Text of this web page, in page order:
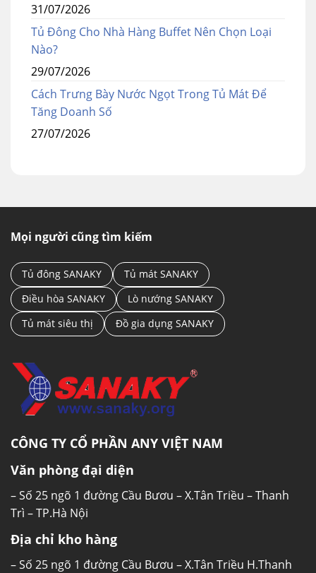
31/07/2026
Tủ Đông Cho Nhà Hàng Buffet Nên Chọn Loại
Nào?
29/07/2026
Cách Trưng Bày Nước Ngọt Trong Tủ Mát Để
Tăng Doanh Số
27/07/2026
Mọi người cũng tìm kiếm
Tủ đông SANAKY
Tủ mát SANAKY
Điều hòa SANAKY
Lò nướng SANAKY
Tủ mát siêu thị
Đồ gia dụng SANAKY
CÔNG TY CỔ PHẦN ANY VIỆT NAM
Văn phòng đại diện
– Số 25 ngõ 1 đường Cầu Bươu – X.Tân Triều – Thanh
Trì – TP.Hà Nội
Địa chỉ kho hàng
– Số 25 ngõ 1 đường Cầu Bươu – X.Tân Triều H.Thanh